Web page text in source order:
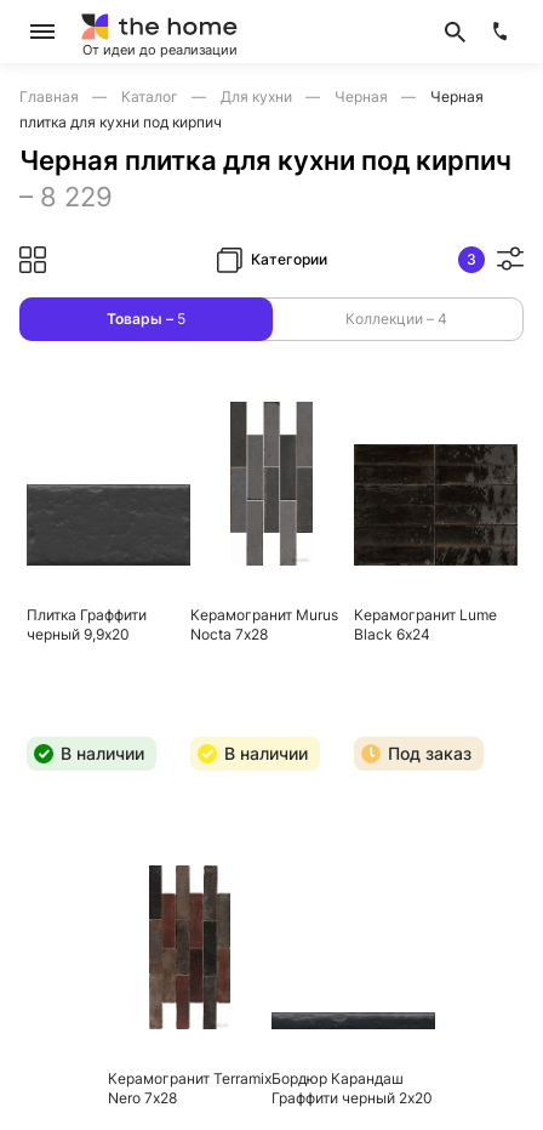
От идеи до реализации
Главная Каталог Для кухни Черная
Черная
плитка для кухни под кирпич
Черная плитка для кухни под кирпич
– 8 229
Категории 3
Товары – 5 Коллекции – 4
Плитка Граффити
черный 9,9х20
В наличии
Керамогранит Murus
Nocta 7х28
В наличии
Керамогранит Lume
Black 6х24
Под заказ
Керамогранит Terramix
Nero 7х28
Бордюр Карандаш
Граффити черный 2х20